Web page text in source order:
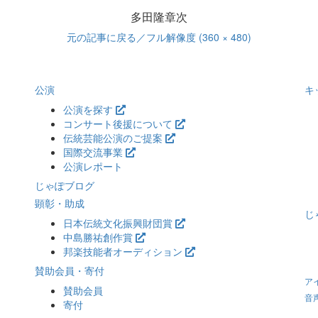
多田隆章次
元の記事に戻る ／フル解像度 (360 × 480)
公演
公演を探す
コンサート後援について
伝統芸能公演のご提案
国際交流事業
公演レポート
じゃぽブログ
顕彰・助成
日本伝統文化振興財団賞
中島勝祐創作賞
邦楽技能者オーディション
賛助会員・寄付
賛助会員
寄付
キ
ア
音